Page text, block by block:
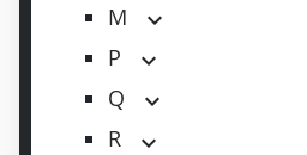
M
P
Q
R